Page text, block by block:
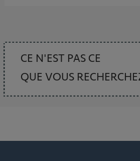
CE N'EST PAS CE
QUE VOUS